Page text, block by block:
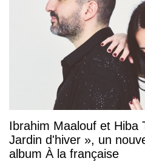
Ibrahim Maalouf et Hiba
Jardin d'hiver », un
album À la française